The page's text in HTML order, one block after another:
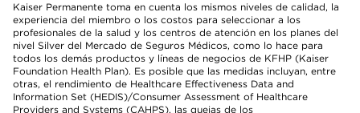
Kaiser Permanente toma en cuenta los mismos niveles de calidad, la
experiencia del miembro o los costos para seleccionar a los
profesionales de la salud y los centros de atención en los planes del
nivel Silver del Mercado de Seguros Médicos, como lo hace para
todos los demás productos y líneas de negocios de KFHP (Kaiser
Foundation Health Plan). Es posible que las medidas incluyan, entre
otras, el rendimiento de Healthcare Effectiveness Data and
Information Set (HEDIS)/Consumer Assessment of Healthcare
Providers and Systems (CAHPS), las quejas de los